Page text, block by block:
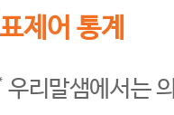
표제어 통계
우리말샘에서는